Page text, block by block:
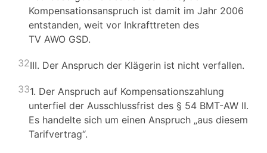
Kompensationsanspruch ist damit im Jahr 2006
entstanden, weit vor Inkrafttreten des
TV AWO GSD.
32III. Der Anspruch der Klägerin ist nicht verfallen.
331. Der Anspruch auf Kompensationszahlung
unterfiel der Ausschlussfrist des § 54 BMT-AW II.
Es handelte sich um einen Anspruch „aus diesem
Tarifvertrag“.